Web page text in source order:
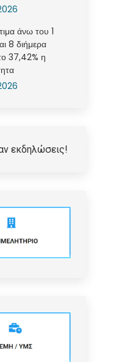
άνω του 1
8 διήμερα
37,42% η
εκδηλώσεις!